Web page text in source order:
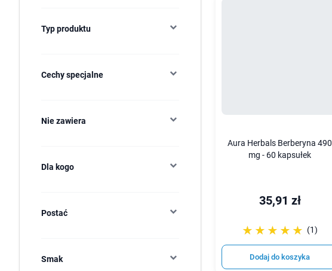
Typ produktu
Cechy specjalne
Nie zawiera
Dla kogo
Postać
Smak
Aura Herbals Berberyna 490
mg - 60 kapsułek
35,91 zł
☆☆☆☆☆
★★★★★ (1)
Dodaj do koszyka